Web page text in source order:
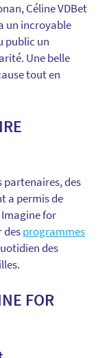
Céline VDBet
un incroyable
public un
Une belle
tout en
partenaires, des
a permis de
for
desprogrammes
des
FOR